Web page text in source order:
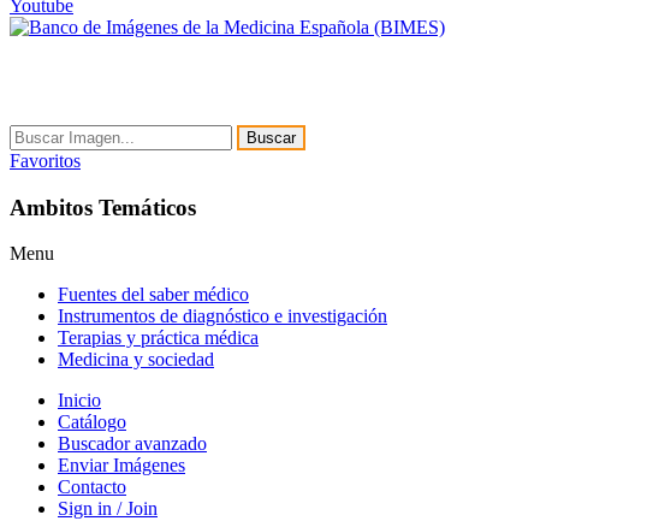
Youtube
Buscar
Favoritos
Ambitos Temáticos
Menu
Fuentes del saber médico
Instrumentos de diagnóstico e investigación
Terapias y práctica médica
Medicina y sociedad
Inicio
Catálogo
Buscador avanzado
Enviar Imágenes
Contacto
Sign in / Join